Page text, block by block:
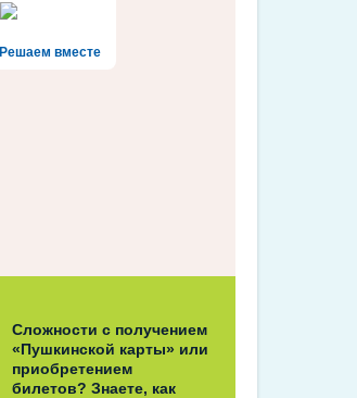
Решаем вместе
Сложности с получением
«Пушкинской карты» или
приобретением
билетов? Знаете, как